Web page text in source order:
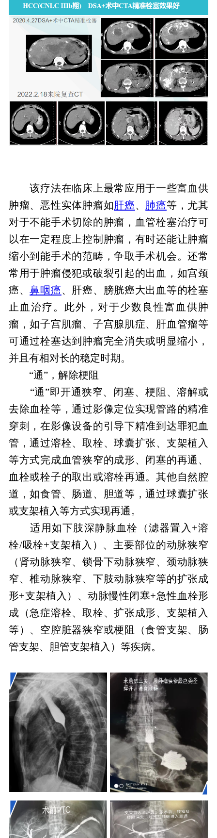
该疗法在临床上最常应用于一些富血供
肿瘤、恶性实体肿瘤如肝癌、 肺癌等，尤其
对于不能手术切除的肿瘤，血管栓塞治疗可
以在一定程度上控制肿瘤，有时还能让肿瘤
缩小到能手术的范畴，争取手术机会。还常
常用于肿瘤侵犯或破裂引起的出血，如宫颈
癌、鼻咽癌、肝癌、膀胱癌大出血等的栓塞
止血治疗。此外，对于少数良性富血供肿
瘤，如子宫肌瘤、子宫腺肌症、肝血管瘤等
可通过栓塞达到肿瘤完全消失或明显缩小，
并且有相对长的稳定时期。
“通”，解除梗阻
“通”即开通狭窄、闭塞、梗阻、溶解或
去除血栓等，通过影像定位实现管路的精准
穿刺，在影像设备的引导下精准到达罪犯血
管，通过溶栓、取栓、球囊扩张、支架植入
等方式完成血管狭窄的成形、闭塞的再通、
血栓或栓子的取出或溶栓再通。其他自然腔
道，如食管、肠道、胆道等，通过球囊扩张
或支架植入等方式实现再通。
适用如下肢深静脉血栓（滤器置入+溶
栓/吸栓+支架植入）、主要部位的动脉狭窄
（肾动脉狭窄、锁骨下动脉狭窄、颈动脉狭
窄、椎动脉狭窄、下肢动脉狭窄等的扩张成
形+支架植入）、动脉慢性闭塞+急性血栓形
成（急症溶栓、取栓、扩张成形、支架植入
等）、空腔脏器狭窄或梗阻（食管支架、肠
管支架、胆管支架植入）等疾病。